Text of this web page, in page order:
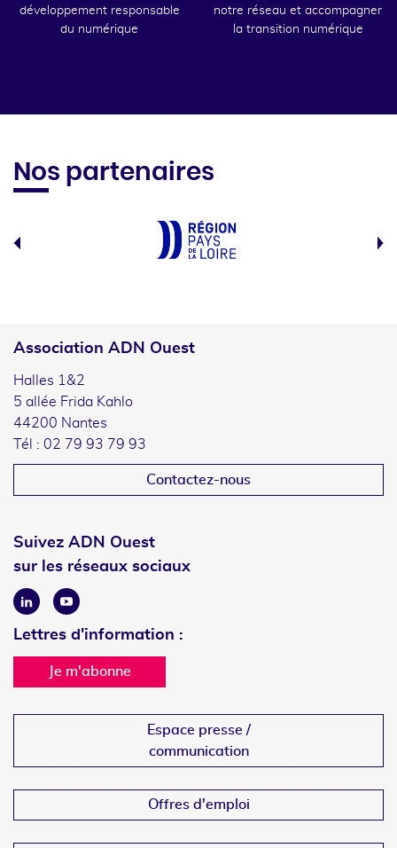
développement responsable
du numérique
notre réseau et accompagner
la transition numérique
Nos partenaires
Association ADN Ouest
Halles 1&2
5 allée Frida Kahlo
44200 Nantes
Tél : 02 79 93 79 93
Contactez-nous
Suivez ADN Ouest
sur les réseaux sociaux
LinkedinYoutube
Lettres d'information :
Je m'abonne
Espace presse /
communication
Offres d'emploi